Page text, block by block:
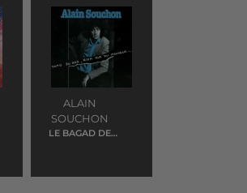
ALAIN
SOUCHON
LE BAGAD DE